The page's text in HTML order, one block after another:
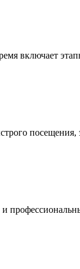
включает